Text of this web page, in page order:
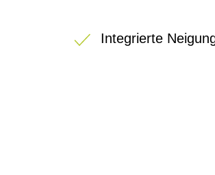
Integrierte